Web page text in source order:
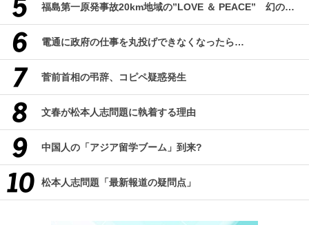
福島第一原発事故20km地域の”LOVE ＆ PEACE” 幻のコミューン「獏原人村」の現在
電通に政府の仕事を丸投げできなくなったら…
菅前首相の弔辞、コピペ疑惑発生
文春が松本人志問題に執着する理由
中国人の「アジア留学ブーム」到来?
松本人志問題「最新報道の疑問点」